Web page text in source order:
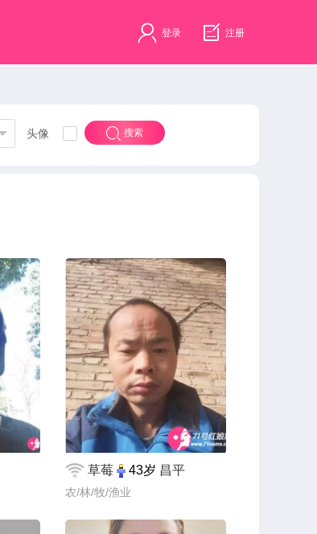
登录 注册
头像 搜索
草莓 43岁 昌平
农/林/牧/渔业